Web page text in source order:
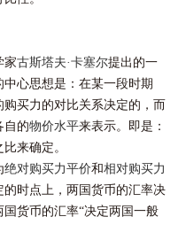
家古斯塔夫·卡塞尔提出的一
心思想是：在某一段时期
买力的对比关系决定的，而
自的物价水平来表示。即是：
比来确定。
绝对购买力平价和相对购买力
时点上，两国货币的汇率决
货币的汇率“决定两国一般